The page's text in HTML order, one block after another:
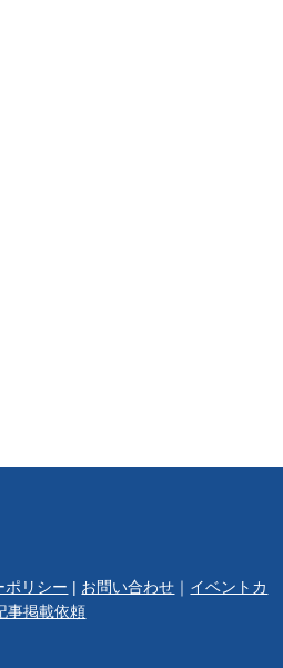
ポリシー お問い合わせ
イベントカ
事掲載依頼